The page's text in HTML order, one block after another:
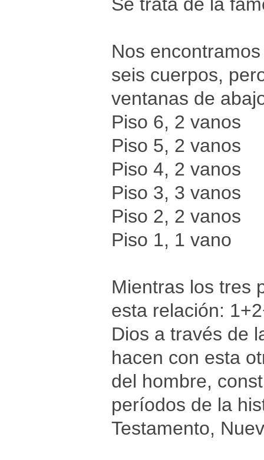
Nos
seis cuerpos,
ventanas de
Piso 6, 2 vanos
Piso 5, 2 vanos
Piso 4, 2 vanos
Piso 3, 3 vanos
Piso 2, 2 vanos
Piso 1, 1 vano
Mientras los tres
esta relación:
Dios a través de
hacen con esta
del hombre,
períodos de la
Testamento,